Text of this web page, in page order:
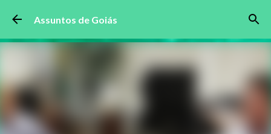
Pular para o conteúdo principal
Assuntos de Goiás